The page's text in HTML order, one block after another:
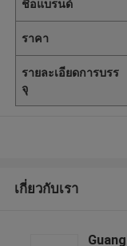
ชื่อแบรนด์
ราคา
รายละเอียดการบรร
จุ
เกี่ยวกับเรา